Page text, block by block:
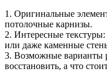
1. Оригинальные
потолочные карнизы.
2. Интересные
или даже каменные
3. Возможные варианты
восстановить, а что